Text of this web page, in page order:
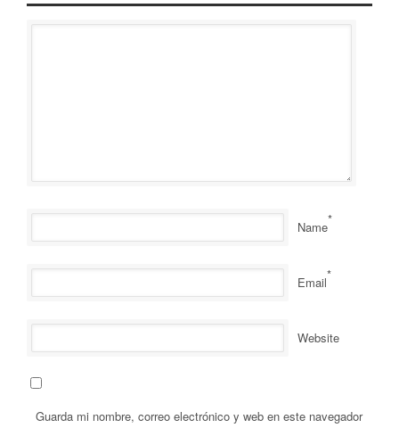
Name*
Email*
Website
Guarda mi nombre, correo electrónico y web en este navegador